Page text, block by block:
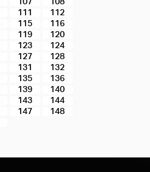
107
108
111
112
115
116
119
120
123
124
127
128
131
132
135
136
139
140
143
144
147
148